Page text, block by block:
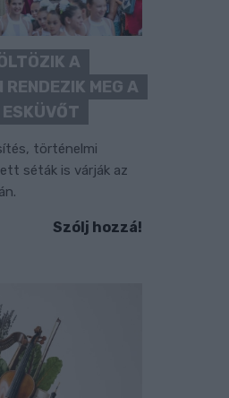
A
RENDEZIK MEG A
ESKÜVŐT
történelmi
séták is várják az
Szólj hozzá!